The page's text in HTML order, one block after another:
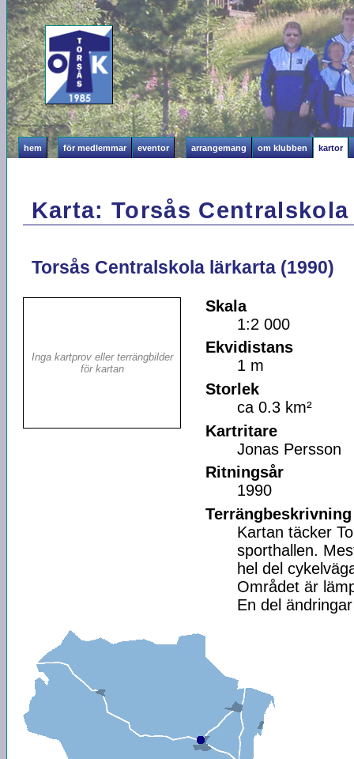
hem för medlemmar eventor arrangemang om klubben kartor
Karta: Torsås
Torsås Centralskola lärkarta (1990)
Inga kartprov eller terrängbilder
för kartan
Skala
1:2 000
Ekvidistans
1 m
Storlek
ca 0.3 km²
Kartritare
Jonas Persson
Ritningsår
1990
Terrängbeskrivning
Kartan täcker
sporthallen.
hel del
Området är
En del